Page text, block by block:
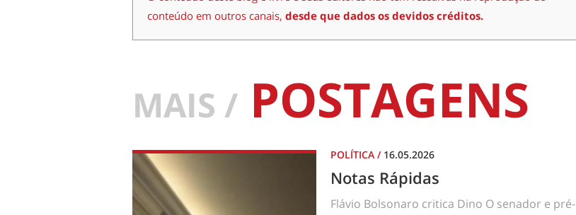
conteúdo em outros canais, desde que dados os devidos créditos.
MAIS / POSTAGENS
POLÍTICA / 16.05.2026
Notas Rápidas
Flávio Bolsonaro critica Dino O senador e pré-